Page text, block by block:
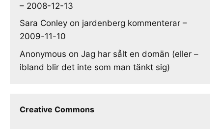
– 2008-12-13
Sara Conley on jardenberg kommenterar –
2009-11-10
Anonymous on Jag har sålt en domän (eller –
ibland blir det inte som man tänkt sig)
Creative Commons